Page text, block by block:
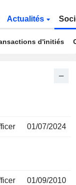
Actualités
d'initiés
01/07/2024
01/09/2010